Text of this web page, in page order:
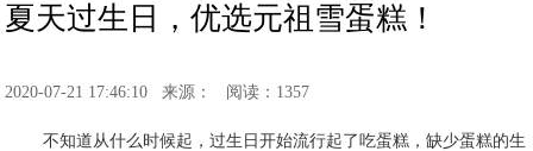
夏天过生日，优选元祖雪蛋糕！
2020-07-21 17:46:10 来源： 阅读：1357
不知道从什么时候起，过生日开始流行起了吃蛋糕，缺少蛋糕的生